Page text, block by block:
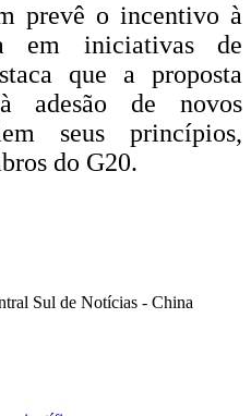
prevê o incentivo à
em iniciativas de
que a proposta
adesão de novos
seus princípios,
do G20.
Sul de Notícias - China